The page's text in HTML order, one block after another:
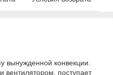
вынужденной конвекции.
вентилятором, поступает